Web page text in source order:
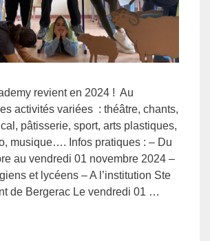
revient en 2024 ! Au
activités variées : théâtre, chants,
pâtisserie, sport, arts plastiques,
musique…. Infos pratiques : – Du
au vendredi 01 novembre 2024 –
et lycéens – A l’institution Ste
de Bergerac Le vendredi 01 …